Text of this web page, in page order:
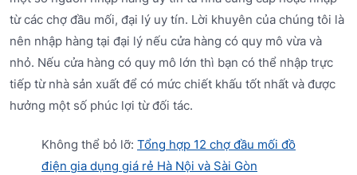
từ các chợ đầu mối, đại lý uy tín. Lời khuyên của chúng tôi là
nên nhập hàng tại đại lý nếu cửa hàng có quy mô vừa và
nhỏ. Nếu cửa hàng có quy mô lớn thì bạn có thể nhập trực
tiếp từ nhà sản xuất để có mức chiết khấu tốt nhất và được
hưởng một số phúc lợi từ đối tác.
Không thể bỏ lỡ: Tổng hợp 12 chợ đầu mối đồ
điện gia dụng giá rẻ Hà Nội và Sài Gòn